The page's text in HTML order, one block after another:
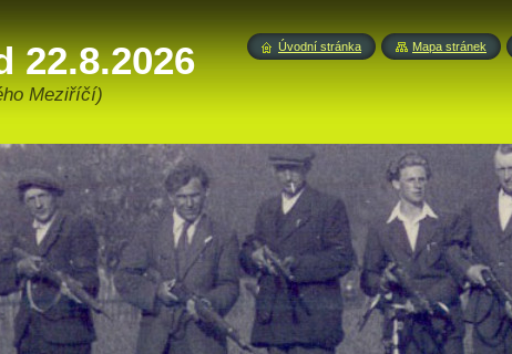
22.8.2026
Meziříčí)
Úvodní stránka Mapa stránek